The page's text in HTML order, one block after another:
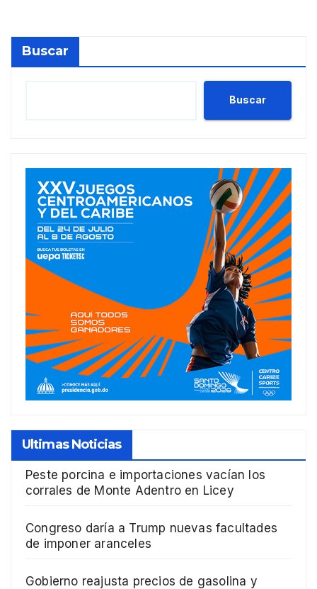
Buscar
Buscar
Ultimas Noticias
Peste porcina e importaciones vacían los
corrales de Monte Adentro en Licey
Congreso daría a Trump nuevas facultades
de imponer aranceles
Gobierno reajusta precios de gasolina y